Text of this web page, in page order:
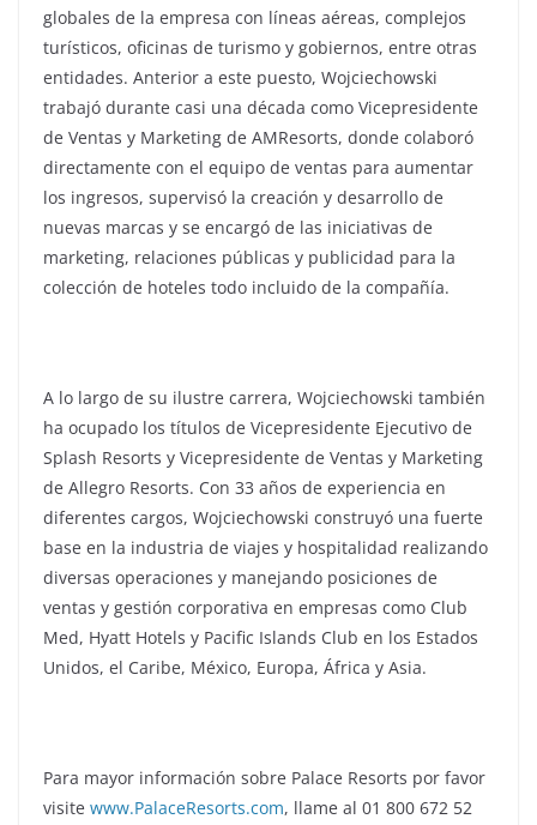
globales de la empresa con líneas aéreas, complejos
turísticos, oficinas de turismo y gobiernos, entre otras
entidades. Anterior a este puesto, Wojciechowski
trabajó durante casi una década como Vicepresidente
de Ventas y Marketing de AMResorts, donde colaboró
directamente con el equipo de ventas para aumentar
los ingresos, supervisó la creación y desarrollo de
nuevas marcas y se encargó de las iniciativas de
marketing, relaciones públicas y publicidad para la
colección de hoteles todo incluido de la compañía.
A lo largo de su ilustre carrera, Wojciechowski también
ha ocupado los títulos de Vicepresidente Ejecutivo de
Splash Resorts y Vicepresidente de Ventas y Marketing
de Allegro Resorts. Con 33 años de experiencia en
diferentes cargos, Wojciechowski construyó una fuerte
base en la industria de viajes y hospitalidad realizando
diversas operaciones y manejando posiciones de
ventas y gestión corporativa en empresas como Club
Med, Hyatt Hotels y Pacific Islands Club en los Estados
Unidos, el Caribe, México, Europa, África y Asia.
Para mayor información sobre Palace Resorts por favor
visite www.PalaceResorts.com, llame al 01 800 672 52